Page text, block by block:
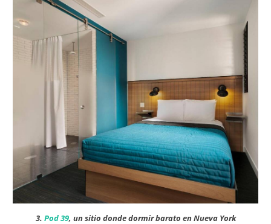
3. Pod 39, un sitio donde dormir barato en Nueva York